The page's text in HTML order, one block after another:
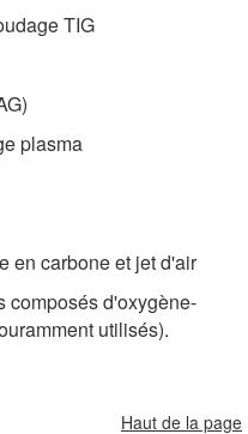
TIG
plasma
en carbone et jet d'air
composés d'oxygène-
utilisés).
Haut de la page